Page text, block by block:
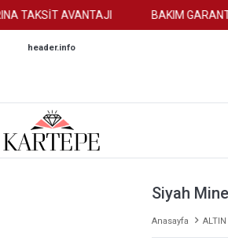
TAKSİT AVANTAJI BAKIM GARANTİSİ
header.info
Siyah
Anasayfa ALTIN